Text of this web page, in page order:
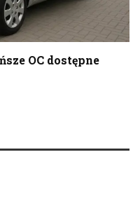
OC dostępne